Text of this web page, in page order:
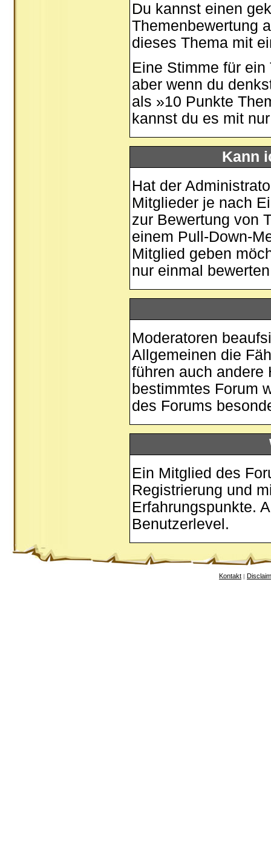
Du kannst einen
Themenbewertung
dieses Thema mit
Eine Stimme für
aber wenn du
als »10 Punkte
kannst du es mit
Kann
Hat der
Mitglieder je nach
zur Bewertung von
einem Pull-Down-
Mitglied geben
nur einmal
Moderatoren
Allgemeinen die
führen auch andere
bestimmtes Forum
des Forums
Ein Mitglied des
Registrierung und
Erfahrungspunkte.
Benutzerlevel.
Kontakt |